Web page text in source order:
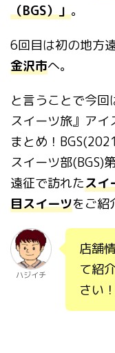
（BGS）」。
6回目は初の地方遠
金沢市へ。
と言うことで今
スイーツ旅』ア
まとめ！
スイーツ部(BGS)
遠征で訪れたスイ
目スイーツをご紹
ハジイチ
店舗
て紹
さい！